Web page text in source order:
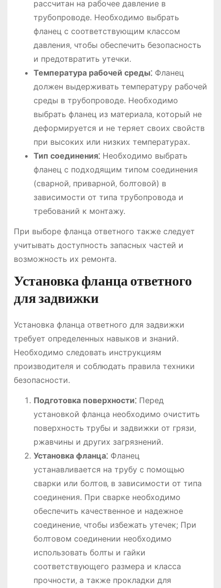
рассчитан на рабочее давление в
трубопроводе. Необходимо выбрать
фланец с соответствующим классом
давления‚ чтобы обеспечить безопасность
и предотвратить утечки.
Температура рабочей среды⁚Фланец
должен выдерживать температуру рабочей
среды в трубопроводе. Необходимо
выбрать фланец из материала‚ который не
деформируется и не теряет своих свойств
при высоких или низких температурах.
Тип соединения⁚Необходимо выбрать
фланец с подходящим типом соединения
(сварной‚ приварной‚ болтовой) в
зависимости от типа трубопровода и
требований к монтажу.
При выборе фланца ответного также следует
учитывать доступность запасных частей и
возможность их ремонта.
Установка фланца ответного
для задвижки
Установка фланца ответного для задвижки
требует определенных навыков и знаний.
Необходимо следовать инструкциям
производителя и соблюдать правила техники
безопасности.
Подготовка поверхности⁚Перед
установкой фланца необходимо очистить
поверхность трубы и задвижки от грязи‚
ржавчины и других загрязнений.
Установка фланца⁚Фланец
устанавливается на трубу с помощью
сварки или болтов‚ в зависимости от типа
соединения. При сварке необходимо
обеспечить качественное и надежное
соединение‚ чтобы избежать утечек; При
болтовом соединении необходимо
использовать болты и гайки
соответствующего размера и класса
прочности‚ а также прокладки для